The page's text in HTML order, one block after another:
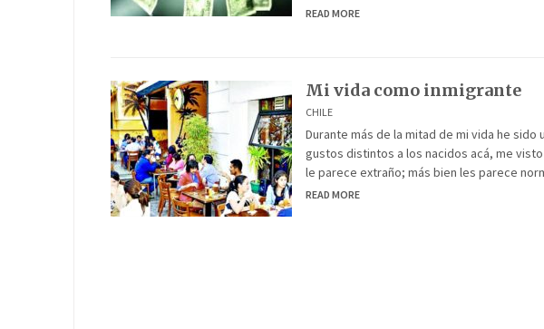
READ MORE
Mi vida como inmigrante
CHILE
Durante más de la mitad de mi vida he
gustos distintos a los nacidos acá, me
le parece extraño; más bien les parece
READ MORE